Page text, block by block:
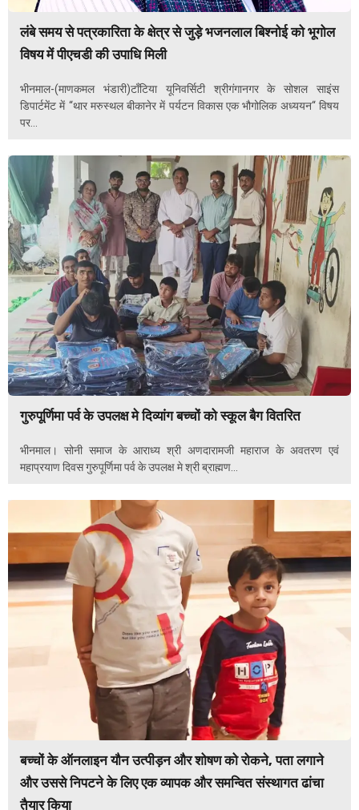
लंबे समय से पत्रकारिता के क्षेत्र से जुड़े भजनलाल बिश्नोई को भूगोल
विषय में पीएचडी की उपाधि मिली
भीनमाल-(माणकमल भंडारी)टाँटिया यूनिवर्सिटी श्रीगंगानगर के सोशल साइंस
डिपार्टमेंट में “थार मरुस्थल बीकानेर में पर्यटन विकास एक भौगोलिक अध्ययन“ विषय
पर...
गुरुपूर्णिमा पर्व के उपलक्ष मे दिव्यांग बच्चों को स्कूल बैग वितरित
भीनमाल। सोनी समाज के आराध्य श्री अणदारामजी महाराज के अवतरण एवं
महाप्रयाण दिवस गुरुपूर्णिमा पर्व के उपलक्ष मे श्री ब्राह्मण...
बच्चों के ऑनलाइन यौन उत्पीड़न और शोषण को रोकने, पता लगाने
और उससे निपटने के लिए एक व्यापक और समन्वित संस्थागत ढांचा
तैयार किया